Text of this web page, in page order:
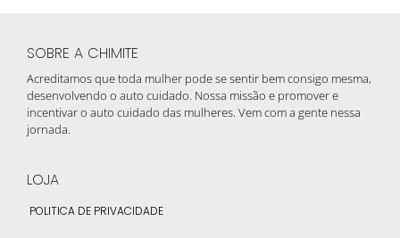
SOBRE A CHIMITE
Acreditamos que toda mulher pode se sentir bem consigo mesma,
desenvolvendo o auto cuidado. Nossa missão e promover e
incentivar o auto cuidado das mulheres. Vem com a gente nessa
jornada.
LOJA
POLITICA DE PRIVACIDADE